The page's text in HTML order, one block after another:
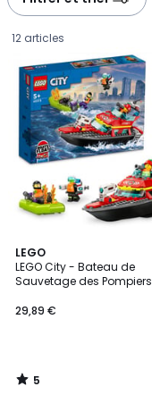
12 articles
LEGO
LEGO City - Bateau de
Sauvetage des Pompiers
€.
29,89 €
5
/
5
5
/